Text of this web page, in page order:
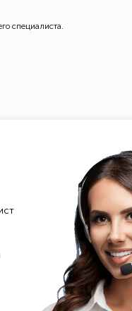
специалиста.